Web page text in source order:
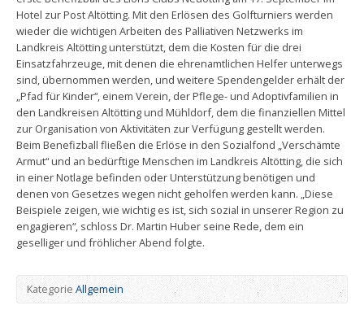
Hotel zur Post Altötting. Mit den Erlösen des Golfturniers werden
wieder die wichtigen Arbeiten des Palliativen Netzwerks im
Landkreis Altötting unterstützt, dem die Kosten für die drei
Einsatzfahrzeuge, mit denen die ehrenamtlichen Helfer unterwegs
sind, übernommen werden, und weitere Spendengelder erhält der
„Pfad für Kinder“, einem Verein, der Pflege- und Adoptivfamilien in
den Landkreisen Altötting und Mühldorf, dem die finanziellen Mittel
zur Organisation von Aktivitäten zur Verfügung gestellt werden.
Beim Benefizball fließen die Erlöse in den Sozialfond „Verschämte
Armut“ und an bedürftige Menschen im Landkreis Altötting, die sich
in einer Notlage befinden oder Unterstützung benötigen und
denen von Gesetzes wegen nicht geholfen werden kann. „Diese
Beispiele zeigen, wie wichtig es ist, sich sozial in unserer Region zu
engagieren“, schloss Dr. Martin Huber seine Rede, dem ein
geselliger und fröhlicher Abend folgte.
Kategorie Allgemein